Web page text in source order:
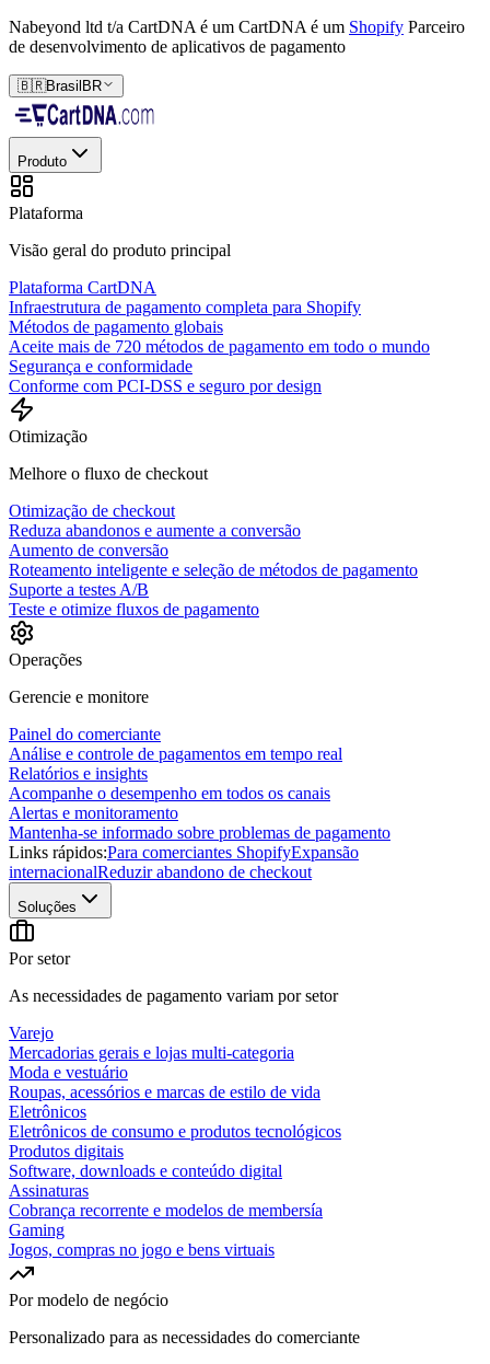
Nabeyond ltd t/a CartDNA é um CartDNA é um Shopify Parceiro
de desenvolvimento de aplicativos de pagamento
🇧🇷Brasil BR
Produto
Plataforma
Visão geral do produto principal
Plataforma CartDNA
Infraestrutura de pagamento completa para Shopify
Métodos de pagamento globais
Aceite mais de 720 métodos de pagamento em todo o mundo
Segurança e conformidade
Conforme com PCI-DSS e seguro por design
Otimização
Melhore o fluxo de checkout
Otimização de checkout
Reduza abandonos e aumente a conversão
Aumento de conversão
Roteamento inteligente e seleção de métodos de pagamento
Suporte a testes A/B
Teste e otimize fluxos de pagamento
Operações
Gerencie e monitore
Painel do comerciante
Análise e controle de pagamentos em tempo real
Relatórios e insights
Acompanhe o desempenho em todos os canais
Alertas e monitoramento
Mantenha-se informado sobre problemas de pagamento
Links rápidos:Para comerciantes ShopifyExpansão
internacionalReduzir abandono de checkout
Soluções
Por setor
As necessidades de pagamento variam por setor
Varejo
Mercadorias gerais e lojas multi-categoria
Moda e vestuário
Roupas, acessórios e marcas de estilo de vida
Eletrônicos
Eletrônicos de consumo e produtos tecnológicos
Produtos digitais
Software, downloads e conteúdo digital
Assinaturas
Cobrança recorrente e modelos de membersía
Gaming
Jogos, compras no jogo e bens virtuais
Por modelo de negócio
Personalizado para as necessidades do comerciante